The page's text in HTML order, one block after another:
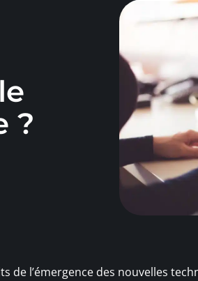
?
de l’émergence des nouvelles